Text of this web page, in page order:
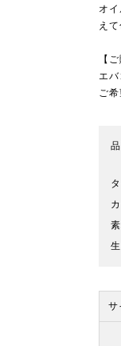
オ
え
【
エ
ご
サ